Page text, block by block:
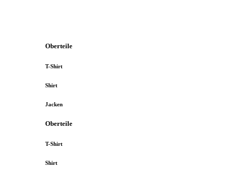
Oberteile
T-Shirt
Shirt
Jacken
Oberteile
T-Shirt
Shirt